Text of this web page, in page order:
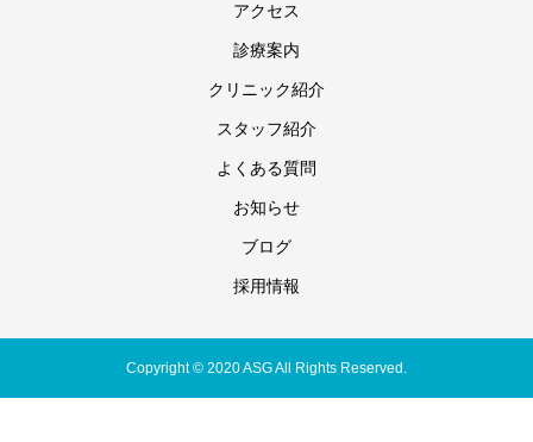
アクセス
診療案内
クリニック紹介
スタッフ紹介
よくある質問
お知らせ
ブログ
採用情報
Copyright © 2020 ASG All Rights Reserved.